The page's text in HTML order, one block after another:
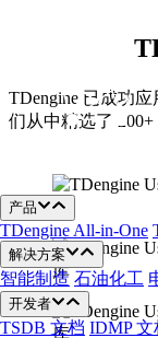
产品
TDengine All-in-One
解决方案
智能制造 石油化工
开发者
TSDB 文档 IDMP 文
TDengine 已成功
们从中精选了